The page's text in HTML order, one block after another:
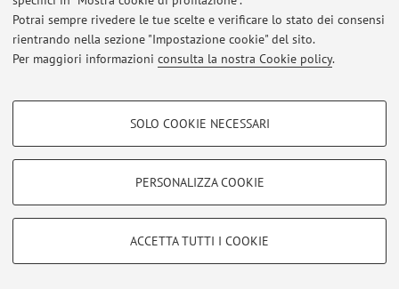
Potrai sempre rivedere le tue scelte e verificare lo stato dei consensi
rientrando nella sezione "Impostazione cookie" del sito.
Per maggiori informazioni consulta la nostra Cookie policy.
COOKIE DI PROFILAZIONE - FACOLTATIVI
COOKIE TECNICI - NECESSARI
Si tratta di cookie tecnici utilizzati, a titolo esemplificativo, per il corretto
SOLO COOKIE NECESSARI
PERSONALIZZA COOKIE
ACCETTA TUTTI I COOKIE
Area riservata
per gestire tutti i contenuti del sito.
© 2026 - ALMA MATER STUDIORUM - Università di Bologna - Via
Zamboni, 33 - 40126 Bologna - Partita IVA: 01131710376
Privacy|Note legali|Impostazioni Cookie